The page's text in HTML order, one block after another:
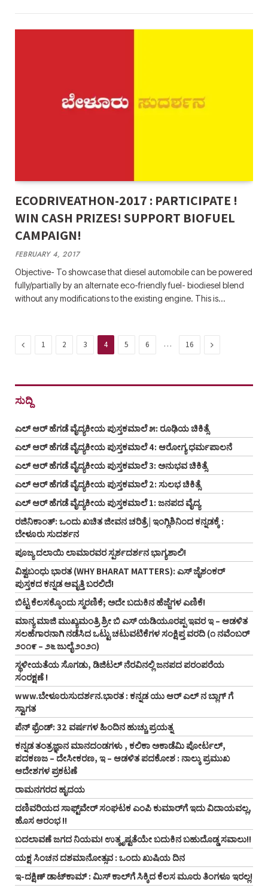
ECODRIVEATHON-2017 : PARTICIPATE !
WIN CASH PRIZES! SUPPORT BIOFUEL
CAMPAIGN!
FEBRUARY 4, 2017
Objective- To showcase that diesel automobile can be powered
fully/partially by an alternate eco-friendly fuel- biodiesel blend
without any modifications to the existing engine. This is…
Previous
1 2 3 4 5 6 … 16 Next
ಸುದ್ದಿ
ಎಲ್ ಆರ್ ಹೆಗಡೆ ವೈದ್ಯಕೀಯ ಪುಸ್ತಕಮಾಲೆ ೫: ರೂಢಿಯ ಚಿಕಿತ್ಸೆ
ಎಲ್ ಆರ್ ಹೆಗಡೆ ವೈದ್ಯಕೀಯ ಪುಸ್ತಕಮಾಲೆ 4: ಆರೋಗ್ಯ ಧರ್ಮಪಾಲನೆ
ಎಲ್ ಆರ್ ಹೆಗಡೆ ವೈದ್ಯಕೀಯ ಪುಸ್ತಕಮಾಲೆ 3: ಅನುಭವ ಚಿಕಿತ್ಸೆ
ಎಲ್ ಆರ್ ಹೆಗಡೆ ವೈದ್ಯಕೀಯ ಪುಸ್ತಕಮಾಲೆ 2: ಸುಲಭ ಚಿಕಿತ್ಸೆ
ಎಲ್ ಆರ್ ಹೆಗಡೆ ವೈದ್ಯಕೀಯ ಪುಸ್ತಕಮಾಲೆ 1: ಜನಪದ ವೈದ್ಯ
ರಜಿನಿಕಾಂತ್: ಒಂದು ಖಚಿತ ಜೀವನ ಚರಿತ್ರೆ | ಇಂಗ್ಲಿಶಿನಿಂದ ಕನ್ನಡಕ್ಕೆ :
ಬೇಳೂರು ಸುದರ್ಶನ
ಪೂಜ್ಯ ದಲಾಯಿ ಲಾಮಾರವರ ಸ್ಪರ್ಶದರ್ಶನ ಭಾಗ್ಯಶಾಲಿ!
ವಿಶ್ವಬಂಧು ಭಾರತ (WHY BHARAT MATTERS): ಎಸ್ ಜೈಶಂಕರ್
ಪುಸ್ತಕದ ಕನ್ನಡ ಆವೃತ್ತಿ ಬರಲಿದೆ!
ಬಿಟ್ಟ ಕೆಲಸಕ್ಕೊಂದು ಸ್ಮರಣಿಕೆ; ಅದೇ ಬದುಕಿನ ಹೆಜ್ಜೆಗಳ ಎಣಿಕೆ!
ಮಾನ್ಯ ಮಾಜಿ ಮುಖ್ಯಮಂತ್ರಿ ಶ್ರೀ ಬಿ ಎಸ್‌ ಯಡಿಯೂರಪ್ಪ ಇವರ ಇ – ಆಡಳಿತ
ಸಲಹೆಗಾರನಾಗಿ ನಡೆಸಿದ ಒಟ್ಟು ಚಟುವಟಿಕೆಗಳ ಸಂಕ್ಷಿಪ್ತ ವರದಿ (೧ ನವೆಂಬರ್‌
೨೦೧೯ – ೨೬ ಜುಲೈ ೨೦೨೧)
ಸ್ಥಳೀಯತೆಯ ಸೊಗಡು, ಡಿಜಿಟಲ್‌ ನೆರವಿನಲ್ಲಿ ಜನಪದ ಪರಂಪರೆಯ
ಸಂರಕ್ಷಣೆ !
www.ಬೇಳೂರುಸುದರ್ಶನ.ಭಾರತ : ಕನ್ನಡ ಯು ಆರ್‌ ಎಲ್‌ ನ ಬ್ಲಾಗ್‌ ಗೆ
ಸ್ವಾಗತ
ಪೆನ್‌ ಫ್ರೆಂಡ್‌: 32 ವರ್ಷಗಳ ಹಿಂದಿನ ಹುಚ್ಚು ಪ್ರಯತ್ನ
ಕನ್ನಡ ತಂತ್ರಜ್ಞಾನ ಮಾನದಂಡಗಳು , ಕಲಿಕಾ ಅಕಾಡೆಮಿ ಪೋರ್ಟಲ್,
ಪದಕಣಜ – ದೇಸೀಕರಣ, ಇ – ಆಡಳಿತ ಪದಕೋಶ : ನಾಲ್ಕು ಪ್ರಮುಖ
ಆದೇಶಗಳ ಪ್ರಕಟಣೆ
ರಾಮನಗರದ ಹೃದಯ
ದಣಿವರಿಯದ ಸಾಫ್ಟ್‌ವೇರ್‌ ಸಂಘಟಕ ಎಂಪಿ ಕುಮಾರ್‌ಗೆ ಇದು ವಿದಾಯವಲ್ಲ,
ಹೊಸ ಆರಂಭ !!
ಬದಲಾವಣೆ ಜಗದ ನಿಯಮ! ಉತ್ಕೃಷ್ಟತೆಯೇ ಬದುಕಿನ ಬಹುದೊಡ್ಡ ಸವಾಲು!!
ಯಕ್ಷ ಸಿಂಚನ ದಶಮಾನೋತ್ಸವ : ಒಂದು ಖುಷಿಯ ದಿನ
ಇ-ದಕ್ಷಿಣ್ ಡಾಟ್‌ಕಾಮ್‌ : ಮಿಸ್ ಕಾಲ್‌ಗೆ ಸಿಕ್ಕಿದ ಕೆಲಸ ಮೂರು ತಿಂಗಳೂ ಇರಲ್ಲ!